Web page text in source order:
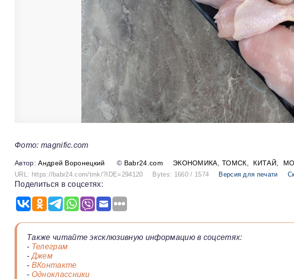
Фото: magnific.com
Андрей Воронецкий © Babr24.com ЭКОНОМИКА ТОМСК КИТАЙ
URL: https://babr24.com/tmk/?IDE=294120 Bytes: 1660 / 1574 Версия для печати
Поделиться в соцсетях:
Также читайте эксклюзивную информацию в соцсетях:
- Телеграм
-Джем
- ВКонтакте
- Одноклассники